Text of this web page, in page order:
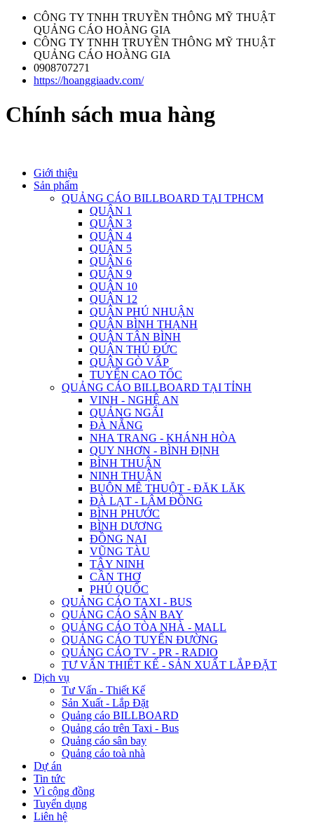
CÔNG TY TNHH TRUYỀN THÔNG MỸ THUẬT
QUẢNG CÁO HOÀNG GIA
CÔNG TY TNHH TRUYỀN THÔNG MỸ THUẬT
QUẢNG CÁO HOÀNG GIA
0908707271
https://hoanggiaadv.com/
Chính sách mua hàng
Giới thiệu
Sản phẩm
QUẢNG CÁO BILLBOARD TẠI TPHCM
QUẬN 1
QUẬN 3
QUẬN 4
QUẬN 5
QUẬN 6
QUẬN 9
QUẬN 10
QUẬN 12
QUẬN PHÚ NHUẬN
QUẬN BÌNH THẠNH
QUẬN TÂN BÌNH
QUẬN THỦ ĐỨC
QUẬN GÒ VẤP
TUYẾN CAO TỐC
QUẢNG CÁO BILLBOARD TẠI TỈNH
VINH - NGHỆ AN
QUẢNG NGÃI
ĐÀ NẴNG
NHA TRANG - KHÁNH HÒA
QUY NHƠN - BÌNH ĐỊNH
BÌNH THUẬN
NINH THUẬN
BUÔN MÊ THUỘT - ĐĂK LĂK
ĐÀ LẠT - LÂM ĐỒNG
BÌNH PHƯỚC
BÌNH DƯƠNG
ĐỒNG NAI
VŨNG TÀU
TÂY NINH
CẦN THƠ
PHÚ QUỐC
QUẢNG CÁO TAXI - BUS
QUẢNG CÁO SÂN BAY
QUẢNG CÁO TÒA NHÀ - MALL
QUẢNG CÁO TUYẾN ĐƯỜNG
QUẢNG CÁO TV - PR - RADIO
TƯ VẤN THIẾT KẾ - SẢN XUẤT LẮP ĐẶT
Dịch vụ
Tư Vấn - Thiết Kế
Sản Xuất - Lắp Đặt
Quảng cáo BILLBOARD
Quảng cáo trên Taxi - Bus
Quảng cáo sân bay
Quảng cáo toà nhà
Dự án
Tin tức
Vì cộng đồng
Tuyển dụng
Liên hệ